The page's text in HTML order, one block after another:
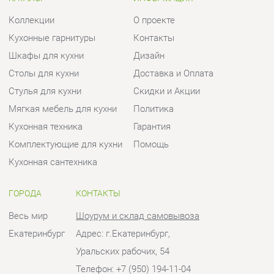
Мягкая мебель для кухни
Кухонная техника
Комплектующие для кухни
Кухонная сантехника
Политика
Гарантия
Помощь
ГОРОДА
Отправить сообщение
© 2009-2026 Кухни Екатеринбург